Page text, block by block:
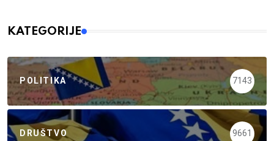
KATEGORIJE
POLITIKA 7143
DRUŠTVO 9661